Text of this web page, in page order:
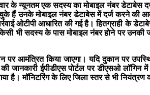
के न्यूनतम एक सदस्य का मोबाइल नंबर डेटाबेस
हैं उनके मोबाइल नंबर डेटाबेस में दर्ज करने की
ओटीपी आधारित की गई है। हितग्राही के
भी सदस्य के पास मोबाइल नंबर होने पर
पर आमंत्रित किया जाएगा। यदि दुकान पर
जानकारी ईपीडीएस पोर्टल पर डीएसओ लॉगिन
है। मॉनिटरिंग के लिए जिला स्तर से भी